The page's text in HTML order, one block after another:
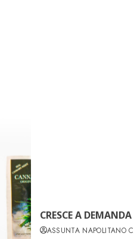
CRESCE A
ASSUNTA NAPOLITANO